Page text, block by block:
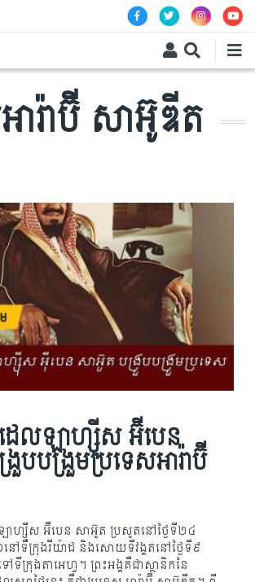
ារ៉ាប៊ី សាអ៊ូឌីត
ដេលឡាហ្ស៊ីស អ៊ីបេន
បបង្រួមប្រទេសអារ៉ាប៊ី
ឡាហ្ស៊ីស អ៊ីបេន សាអ៊ូត ប្រសូត​នៅថ្ងៃ​ទី​​២៤
០​នៅទីក្រុង​រីយ៉ាដ និងសោយទីវង្គតនៅថ្ងៃទី៩
ៅ​ទីក្រុងតាអេហ្វ។ ព្រះអង្គគឺជាស្ថានិក​នៃ​